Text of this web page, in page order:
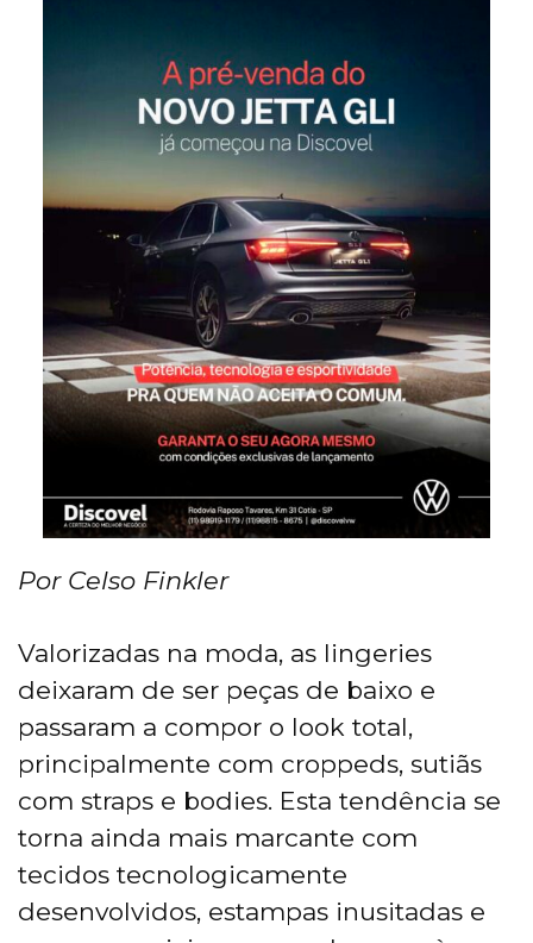
Por Celso Finkler
Valorizadas na moda, as lingeries
deixaram de ser peças de baixo e
passaram a compor o look total,
principalmente com croppeds, sutiãs
com straps e bodies. Esta tendência se
torna ainda mais marcante com
tecidos tecnologicamente
desenvolvidos, estampas inusitadas e